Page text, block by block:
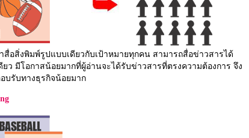
อสิ่งพิมพ์รูปแบบเดียวกับเป้าหมายทุกคน สามารถสื่อข่าวสารได้
ยว มีโอกาสน้อยมากที่ผู้อ่านจะได้รับข่าวสารที่ตรงความต้องการ จึง
บรับทางธุรกิจน้อยมาก